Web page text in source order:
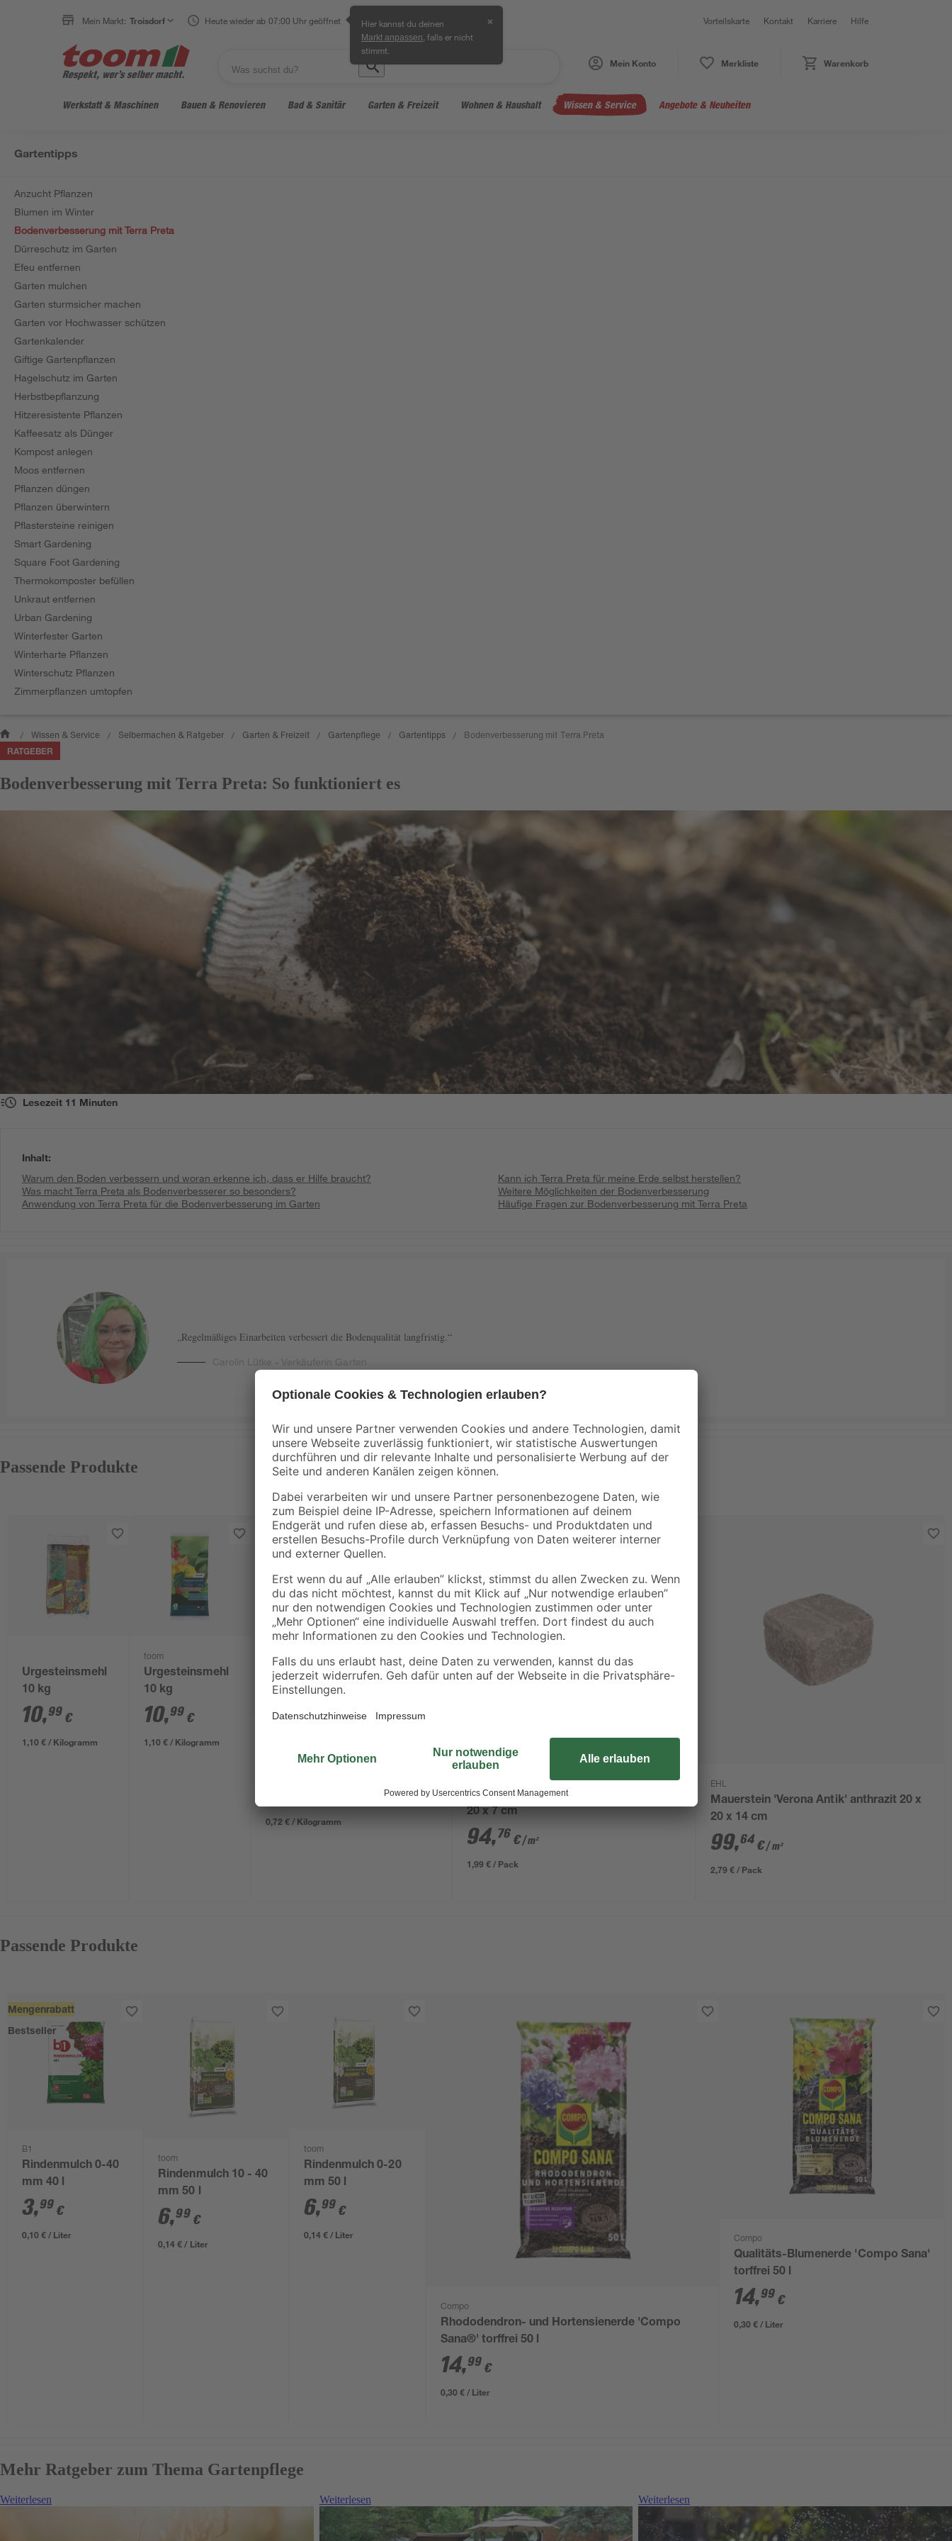
Mein Markt: Troisdorf Heute wieder ab 07:00 Uhr geöffnet Hier kannst du deinen
Markt anpassen , falls er nicht
stimmt.
✕ Vorteilskarte Kontakt Karriere Hilfe
Mein Konto Merkliste Warenkorb
Werkstatt & Maschinen Bauen & Renovieren Bad & Sanitär Garten & Freizeit Wohnen & Haushalt Wissen & Service Angebote & Neuheiten
Gartentipps
Anzucht Pflanzen
Blumen im Winter
Bodenverbesserung mit Terra Preta
Dürreschutz im Garten
Efeu entfernen
Garten mulchen
Garten sturmsicher machen
Garten vor Hochwasser schützen
Gartenkalender
Giftige Gartenpflanzen
Hagelschutz im Garten
Herbstbepflanzung
Hitzeresistente Pflanzen
Kaffeesatz als Dünger
Kompost anlegen
Moos entfernen
Pflanzen düngen
Pflanzen überwintern
Pflastersteine reinigen
Smart Gardening
Square Foot Gardening
Thermokomposter befüllen
Unkraut entfernen
Urban Gardening
Winterfester Garten
Winterharte Pflanzen
Winterschutz Pflanzen
Zimmerpflanzen umtopfen
/ Wissen & Service / Selbermachen & Ratgeber / Garten & Freizeit / Gartenpflege / Gartentipps / Bodenverbesserung mit Terra Preta
RATGEBER
Bodenverbesserung mit Terra Preta: So funktioniert es
Lesezeit 11 Minuten
Inhalt:
Warum den Boden verbessern und woran erkenne ich, dass er Hilfe braucht?
Was macht Terra Preta als Bodenverbesserer so besonders?
Anwendung von Terra Preta für die Bodenverbesserung im Garten
Kann ich Terra Preta für meine Erde selbst herstellen?
Weitere Möglichkeiten der Bodenverbesserung
Häufige Fragen zur Bodenverbesserung mit Terra Preta
Regelmäßiges Einarbeiten verbessert die Bodenqualität langfristig.
Carolin Lütke - Verkäuferin Garten
Passende Produkte
Urgesteinsmehl
10 kg
10,99 €
1,10 € / Kilogramm
toom
Urgesteinsmehl
10 kg
10,99€
1,10 € / Kilogramm
Steinmehl 'No Grow' grau 0-3
0,72 € / Kilogramm
Mauerstein 'Verona Antik' anthrazit 30 x
20 x 7 cm
94,76€/ m²
1,99 € / Pack
EHL
Mauerstein 'Verona Antik' anthrazit 20 x
20 x 14 cm
99,64 €/ m²
2,79 € / Pack
Passende Produkte
Mengenrabatt
Bestseller
B1
Rindenmulch 0-40
mm 40 l
3,99 €
0,10 € / Liter
toom
Rindenmulch 10 - 40
mm 50 l
6,99 €
0,14 € / Liter
toom
Rindenmulch 0-20
mm 50 l
6,99 €
0,14 € / Liter
Compo
Rhododendron- und Hortensienerde 'Compo
Sana®' torffrei 50 l
14,99€
0,30 € / Liter
Compo
Qualitäts-Blumenerde 'Compo Sana'
torffrei 50 l
14,99 €
0,30 € / Liter
Mehr Ratgeber zum Thema Gartenpflege
Weiterlesen Weiterlesen Weiterlesen